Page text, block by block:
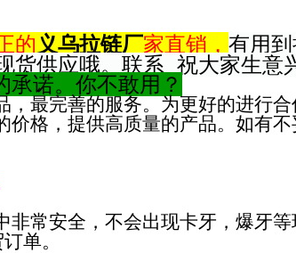
的 义乌拉链厂家直销， 有用
货供应哦。联系 祝大家生意
诺。你不敢用？
最完善的服务。为更好的进行
格，提供高质量的产品。如有
常安全，不会出现卡牙，爆牙
单。